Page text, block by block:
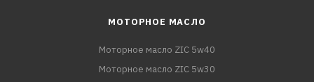
МОТОРНОЕ МАСЛО
Моторное масло ZIC 5w40
Моторное масло ZIC 5w30